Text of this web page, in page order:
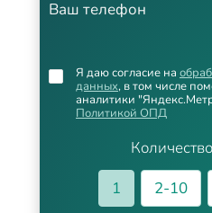
Ваш телефон
1
2-10
Я даю согласие на
данных, в том числе
аналитики
Политикой ОПД